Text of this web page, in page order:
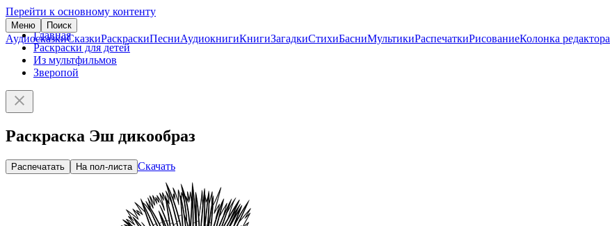
Перейти к основному контенту
Меню Поиск
АудиосказкиСказкиРаскраскиПесниАудиокнигиКнигиЗагадкиСтихиБасниМультикиРаспечаткиРисованиеКолонка редактора
Главная
Раскраски для детей
Из мультфильмов
Зверопой
Раскраска Эш дикообраз
Распечатать На пол-листа Скачать